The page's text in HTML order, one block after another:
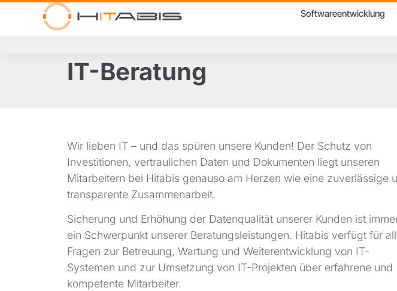
Softwareentwicklung
IT-Beratung
Wir lieben IT – und das spüren unsere Kunden! Der Schutz von
Investitionen, vertraulichen Daten und Dokumenten liegt unseren
Mitarbeitern bei Hitabis genauso am Herzen wie eine zuverlässige
transparente Zusammenarbeit.
Sicherung und Erhöhung der Datenqualität unserer Kunden ist
ein Schwerpunkt unserer Beratungsleistungen. Hitabis verfügt für
Fragen zur Betreuung, Wartung und Weiterentwicklung von IT-
Systemen und zur Umsetzung von IT-Projekten über erfahrene und
kompetente Mitarbeiter.